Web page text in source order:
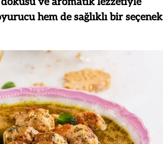
hem de sağlıklı bir seçenek